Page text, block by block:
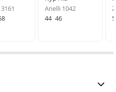
Anelli 1042
44 46